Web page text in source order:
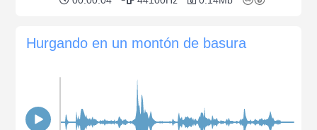
Hurgando en un montón de basura